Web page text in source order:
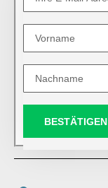
BESTÄTIGEN